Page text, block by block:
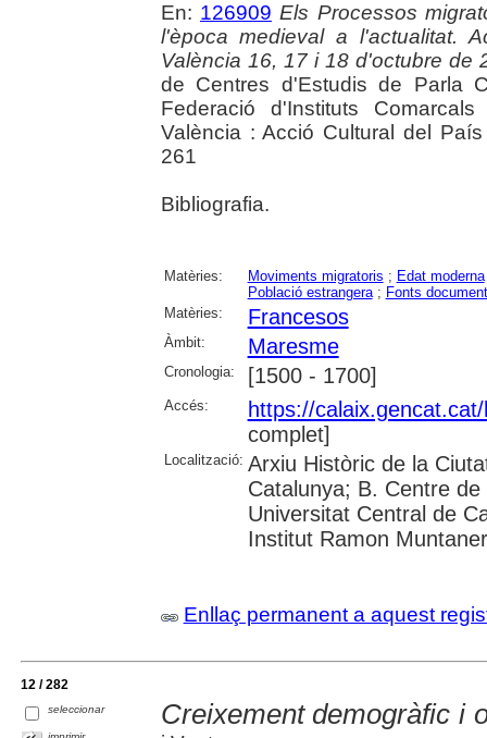
En: 126909 Els Processos
l'època medieval a l'actualitat.
València 16, 17 i 18 d'octubre de
de Centres d'Estudis de Parla
Federació d'Instituts
València : Acció Cultural del
261
Bibliografia.
Matèries: Moviments migratoris ; Edat moderna
Població estrangera; Fonts
Matèries:
Francesos
Àmbit: Maresme
Cronologia: [1500 - 1700]
Accés:
https://
complet]
Localització: Arxiu Històric de la
Catalunya; B. Centre
Universitat Central de
Institut Ramon Muntaner
Enllaç permanent a aquest
12 / 282
seleccionar Creixement demogràfic i